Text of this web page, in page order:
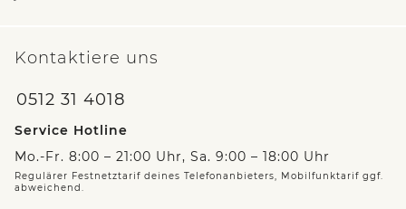
Kontaktiere uns
0512 31 4018
Service Hotline
Mo.-Fr. 8:00 – 21:00 Uhr, Sa. 9:00 – 18:00 Uhr
Regulärer Festnetztarif deines Telefonanbieters, Mobilfunktarif ggf.
abweichend.